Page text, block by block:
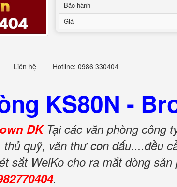
Bảo hành
Giá
Liên hệ Hotline: 0986 330404
KS80N -
DK Tại các văn phòng công
quỹ, văn thư con dấu....đều
sắt WelKo cho ra mắt dòng sản
.